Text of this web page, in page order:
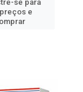
se para
e